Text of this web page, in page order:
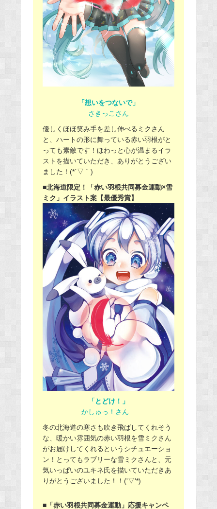
「想いをつないで」
さきっこさん
優しくほほ笑み手を差し伸べるミクさん
と、ハートの形に舞っている赤い羽根がと
っても素敵です！ほわっと心が温まるイラ
ストを描いていただき、ありがとうござい
ました！(*´▽｀)
■北海道限定！「赤い羽根共同募金運動×雪
ミク」イラスト案【最優秀賞】
「とどけ！」
かしゅっ！さん
冬の北海道の寒さも吹き飛ばしてくれそう
な、暖かい雰囲気の赤い羽根を雪ミクさん
がお届けしてくれるというシチュエーショ
ン！とってもラブリーな雪ミクさんと、元
気いっぱいのユキネ氏を描いていただきあ
りがとうございました！！('▽'*)
■「赤い羽根共同募金運動」応援キャンペ